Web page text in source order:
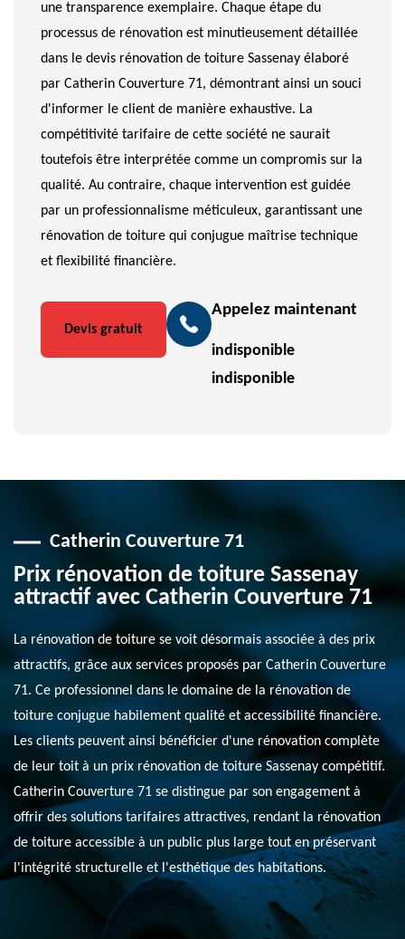
une transparence exemplaire. Chaque étape du
processus de rénovation est minutieusement détaillée
dans le devis rénovation de toiture Sassenay élaboré
par Catherin Couverture 71, démontrant ainsi un souci
d'informer le client de manière exhaustive. La
compétitivité tarifaire de cette société ne saurait
toutefois être interprétée comme un compromis sur la
qualité. Au contraire, chaque intervention est guidée
par un professionnalisme méticuleux, garantissant une
rénovation de toiture qui conjugue maîtrise technique
et flexibilité financière.
Devis gratuit
Appelez maintenant
indisponible
indisponible
Catherin Couverture 71
Prix rénovation de toiture Sassenay
attractif avec Catherin Couverture 71
La rénovation de toiture se voit désormais associée à des prix
attractifs, grâce aux services proposés par Catherin Couverture
71. Ce professionnel dans le domaine de la rénovation de
toiture conjugue habilement qualité et accessibilité financière.
Les clients peuvent ainsi bénéficier d'une rénovation complète
de leur toit à un prix rénovation de toiture Sassenay compétitif.
Catherin Couverture 71 se distingue par son engagement à
offrir des solutions tarifaires attractives, rendant la rénovation
de toiture accessible à un public plus large tout en préservant
l'intégrité structurelle et l'esthétique des habitations.